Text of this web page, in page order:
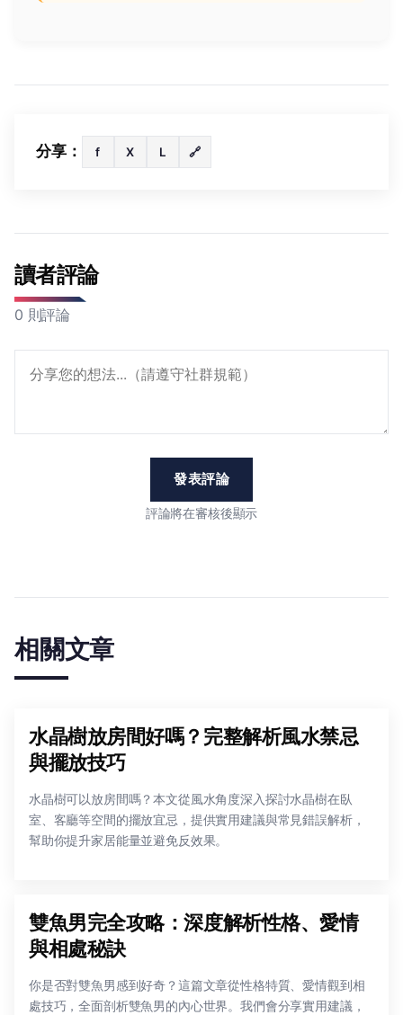
分享： f X L 🔗
讀者評論
0 則評論
發表評論
評論將在審核後顯示
相關文章
水晶樹放房間好嗎？完整解析風水禁忌
與擺放技巧
水晶樹可以放房間嗎？本文從風水角度深入探討水晶樹在臥
室、客廳等空間的擺放宜忌，提供實用建議與常見錯誤解析，
幫助你提升家居能量並避免反效果。
雙魚男完全攻略：深度解析性格、愛情
與相處秘訣
你是否對雙魚男感到好奇？這篇文章從性格特質、愛情觀到相
處技巧，全面剖析雙魚男的內心世界。我們會分享實用建議，